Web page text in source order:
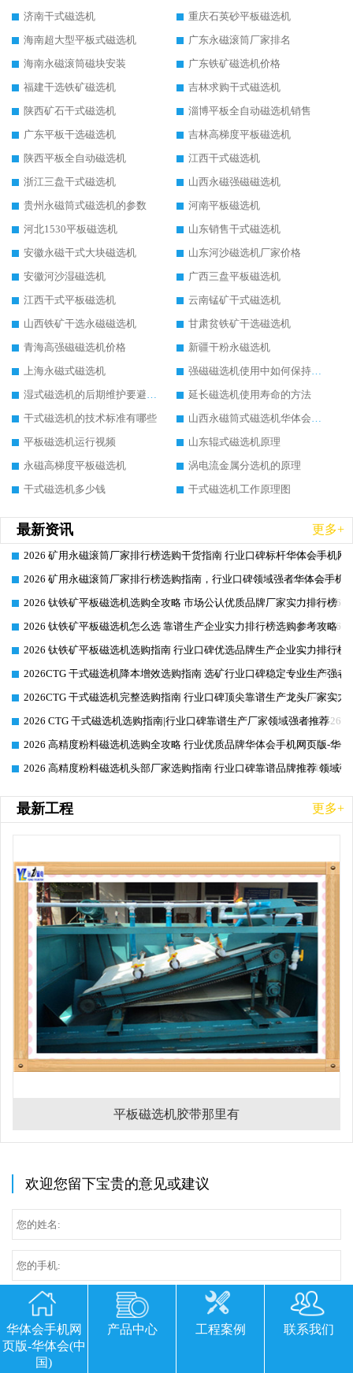
济南干式磁选机
重庆石英砂平板磁选机
海南超大型平板式磁选机
广东永磁滚筒厂家排名
海南永磁滚筒磁块安装
广东铁矿磁选机价格
福建干选铁矿磁选机
吉林求购干式磁选机
陕西矿石干式磁选机
淄博平板全自动磁选机销售
广东平板干选磁选机
吉林高梯度平板磁选机
陕西平板全自动磁选机
江西干式磁选机
浙江三盘干式磁选机
山西永磁强磁磁选机
贵州永磁筒式磁选机的参数
河南平板磁选机
河北1530平板磁选机
山东销售干式磁选机
安徽永磁干式大块磁选机
山东河沙磁选机厂家价格
安徽河沙湿磁选机
广西三盘平板磁选机
江西干式平板磁选机
云南锰矿干式磁选机
山西铁矿干选永磁磁选机
甘肃贫铁矿干选磁选机
青海高强磁磁选机价格
新疆干粉永磁选机
上海永磁式磁选机
强磁磁选机使用中如何保持其顺畅运行
湿式磁选机的后期维护要避开哪些坑
延长磁选机使用寿命的方法
干式磁选机的技术标准有哪些
山西永磁筒式磁选机华体会手机网页版-华体会(中国)
平板磁选机运行视频
山东辊式磁选机原理
永磁高梯度平板磁选机
涡电流金属分选机的原理
干式磁选机多少钱
干式磁选机工作原理图
最新资讯 更多+
2026-06-26
2026 矿用永磁滚筒厂家排行榜选购干货指南 行业口碑标杆华体会手机网
2026-06-26
2026 矿用永磁滚筒厂家排行榜选购指南，行业口碑领域强者华体会手机
2026-06-26
2026 钛铁矿平板磁选机选购全攻略 市场公认优质品牌厂家实力排行榜
2026-06-26
2026 钛铁矿平板磁选机怎么选 靠谱生产企业实力排行榜选购参考攻略
2026-06-26
2026 钛铁矿平板磁选机选购指南 行业口碑优选品牌生产企业实力排行榜
2026-06-26
2026CTG 干式磁选机降本增效选购指南 选矿行业口碑稳定专业生产强者
2026-06-26
2026CTG 干式磁选机完整选购指南 行业口碑顶尖靠谱生产龙头厂家实力
2026-06-26
2026 CTG 干式磁选机选购指南|行业口碑靠谱生产厂家领域强者推荐
2026-06-26
2026 高精度粉料磁选机选购全攻略 行业优质品牌华体会手机网页版-华
2026-06-26
2026 高精度粉料磁选机头部厂家选购指南 行业口碑靠谱品牌推荐 领域
最新工程 更多+
平板磁选机胶带那里有
欢迎您留下宝贵的意见或建议
华体会手机网
页版-华体会(中
国)
产品中心 工程案例 联系我们